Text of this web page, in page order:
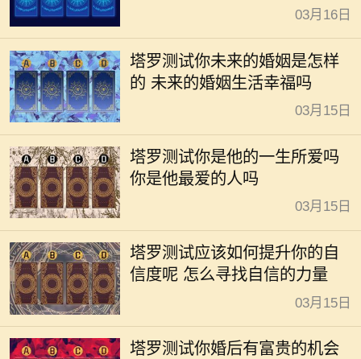
03月16日
塔罗测试你未来的婚姻是怎样
的 未来的婚姻生活幸福吗
03月15日
塔罗测试你是他的一生所爱吗
你是他最爱的人吗
03月15日
塔罗测试应该如何提升你的自
信度呢 怎么寻找自信的力量
03月15日
塔罗测试你婚后有富贵的机会